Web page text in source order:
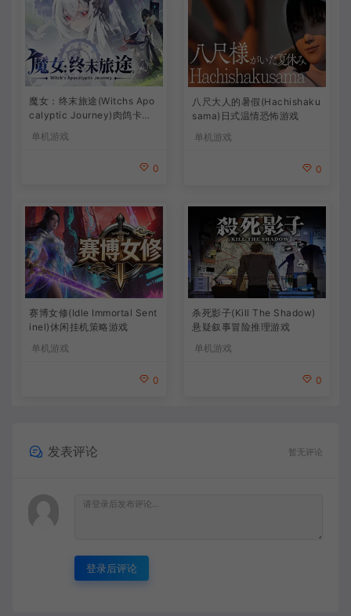
魔女：终末旅途(Witchs Apo
calyptic Journey)肉鸽卡牌
策略游戏
单机游戏
0
八尺大人的暑假(Hachishaku
sama)日式温情恐怖游戏
单机游戏
0
赛博女修(Idle Immortal Sent
inel)休闲挂机策略游戏
单机游戏
0
杀死影子(Kill The Shadow)
悬疑叙事冒险推理游戏
单机游戏
0
发表评论 暂无评论
登录后评论